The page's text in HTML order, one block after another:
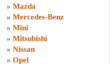
» Mazda
» Mercedes-Benz
» Mini
» Mitsubishi
» Nissan
» Opel